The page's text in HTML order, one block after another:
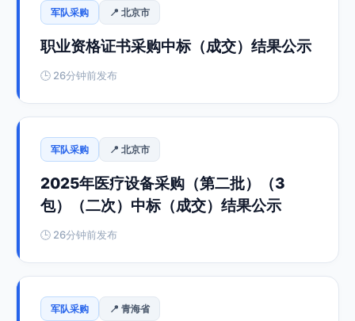
军队采购 📍 北京市
职业资格证书采购中标（成交）结果公示
🕒 26分钟前发布
军队采购 📍 北京市
2025年医疗设备采购（第二批）（3
包）（二次）中标（成交）结果公示
🕒 26分钟前发布
军队采购 📍 青海省